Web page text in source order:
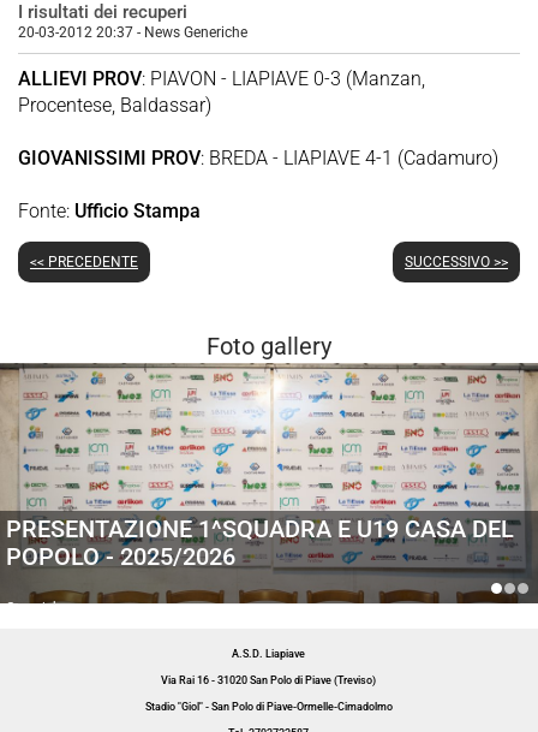
I risultati dei recuperi
20-03-2012 20:37 - News Generiche
ALLIEVI PROV: PIAVON - LIAPIAVE 0-3 (Manzan,
Procentese, Baldassar)
GIOVANISSIMI PROV: BREDA - LIAPIAVE 4-1 (Cadamuro)
Fonte: Ufficio Stampa
<< PRECEDENTE SUCCESSIVO >>
Foto gallery
PRESENTAZIONE 1^SQUADRA E U19 CASA DEL
POPOLO - 2025/2026
Generiche
A.S.D. Liapiave
Via Rai 16 - 31020 San Polo di Piave (Treviso)
Stadio "Giol" - San Polo di Piave-Ormelle-Cimadolmo